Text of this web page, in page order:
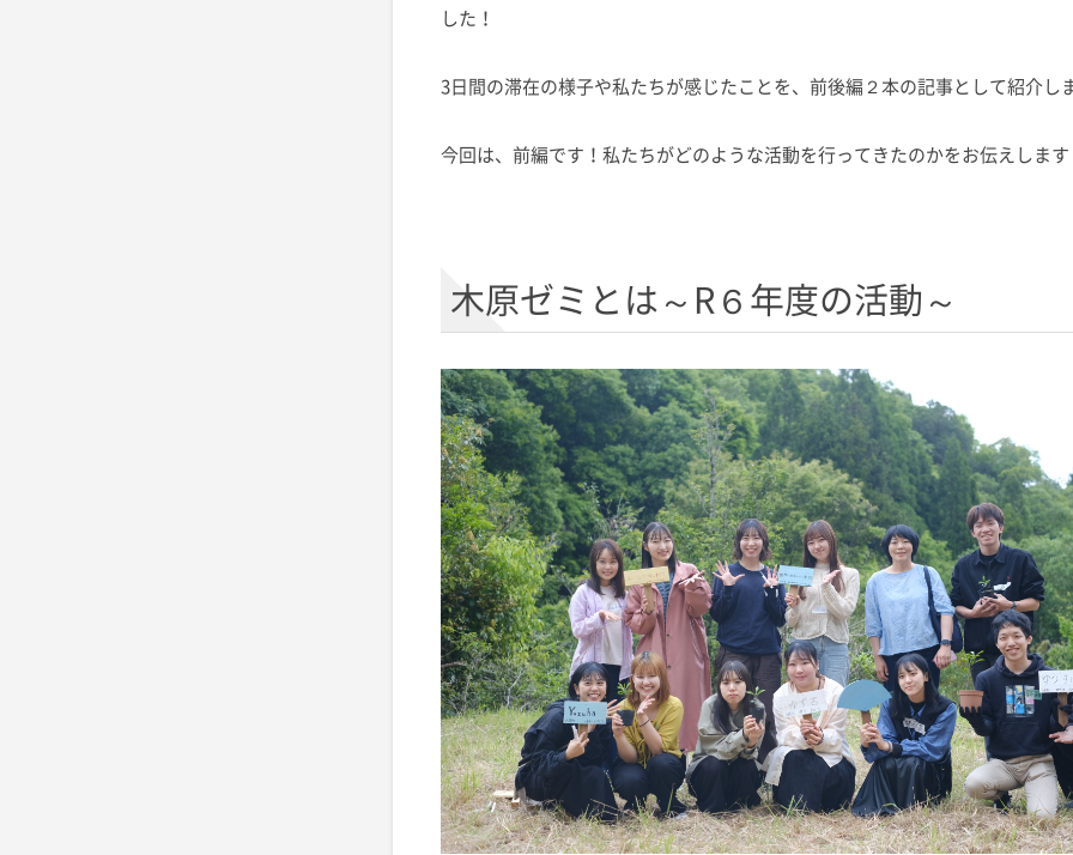
した！
3日間の滞在の様子や私たちが感じたことを、前後編２本の記事として紹介し
今回は、前編です！私たちがどのような活動を行ってきたのかをお伝えしま
木原ゼミとは～R６年度の活動～